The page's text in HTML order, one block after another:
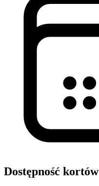
Dostępność kortów